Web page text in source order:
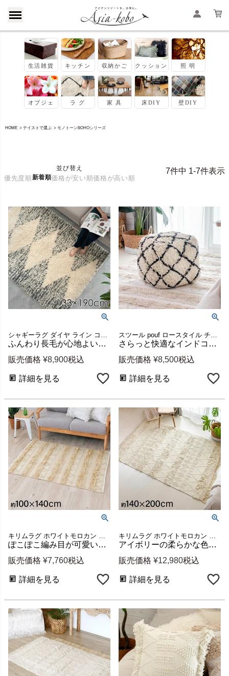
HOME テイストで選ぶ モノトーンBOHOシリーズ
並び替え
優先度順新着順価格が安い順価格が高い順
7件中 1-7件表示
ふんわり長毛が心地よいダイヤモンド柄ラグ 約W133×D190cm [eg84044]
販売価格 ¥8,900税込
詳細を見る
さらっと快適なインドコットンのダイヤモンド柄プフクッション オットマンにも 約W40×D40×H40cm [34433]
販売価格 ¥8,500税込
詳細を見る
ぽこぽこ編み目が可愛いボヘミアン柄インドコットンラグ 約W100×D140cm [34427]
販売価格 ¥7,760税込
詳細を見る
アイボリーの柔らかな色合いで空間を明るく BOHOラグ 約140×200cm (2畳相当) [34424]
販売価格 ¥12,980税込
詳細を見る